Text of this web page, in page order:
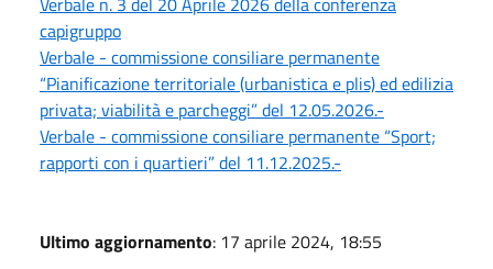
capigruppo
Verbale - commissione consiliare permanente
“Pianificazione territoriale (urbanistica e plis) ed edilizia
privata; viabilità e parcheggi” del 12.05.2026.-
Verbale - commissione consiliare permanente “Sport;
rapporti con i quartieri” del 11.12.2025.-
Ultimo aggiornamento: 17 aprile 2024, 18:55